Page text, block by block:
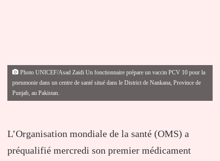
Photo UNICEF/Asad Zaidi Un fonctionnaire prépare un vaccin PCV 10 pour la
pneumonie dans un centre de santé situé dans le District de Nankana, Province de
Punjab, au Pakistan.
L’Organisation mondiale de la santé (OMS) a
préqualifié mercredi son premier médicament